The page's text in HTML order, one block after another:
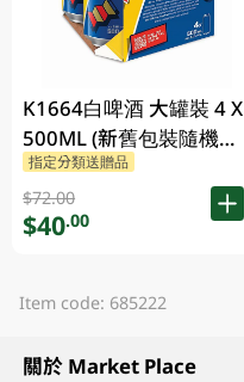
K1664白啤酒 大罐裝 4 X
500ML (新舊包裝隨機發
貨)
指定分類送贈品
$72.00
$40.00
Item code: 685222
關於 Market Place